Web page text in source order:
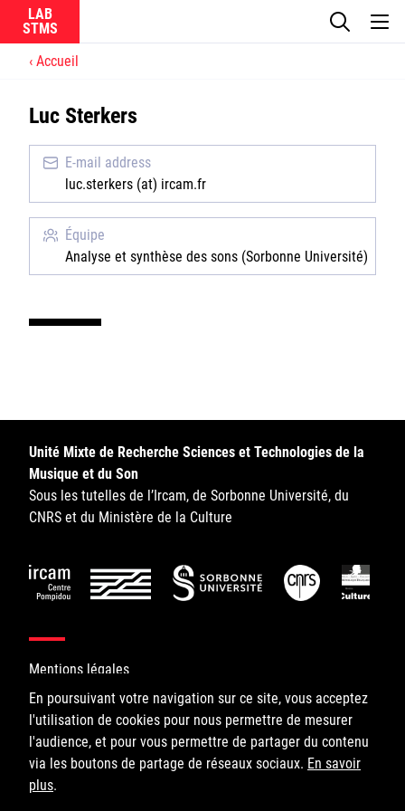
LAB
Sorbonne Université
Ministère de la Culture
Rester informé
Login/Signup
La recherche
Actualités
Équipes
Accueil
Luc Sterkers
E-mail address
luc.sterkers (at) ircam.fr
Équipe
Analyse et synthèse des sons (Sorbonne Université)
En poursuivant votre navigation sur ce site, vous acceptez
l'utilisation de cookies pour nous permettre de mesurer
l'audience, et pour vous permettre de partager du contenu
via les boutons de partage de réseaux sociaux. En savoir
plus.
Unité Mixte de Recherche Sciences et Technologies de la
Musique et du Son
Sous les tutelles de l’Ircam, de Sorbonne Université, du
CNRS et du Ministère de la Culture
Mentions légales
©IRCAM, 2026. All Rights Reserved.
1, place Igor-Stravinsky
75004 Paris